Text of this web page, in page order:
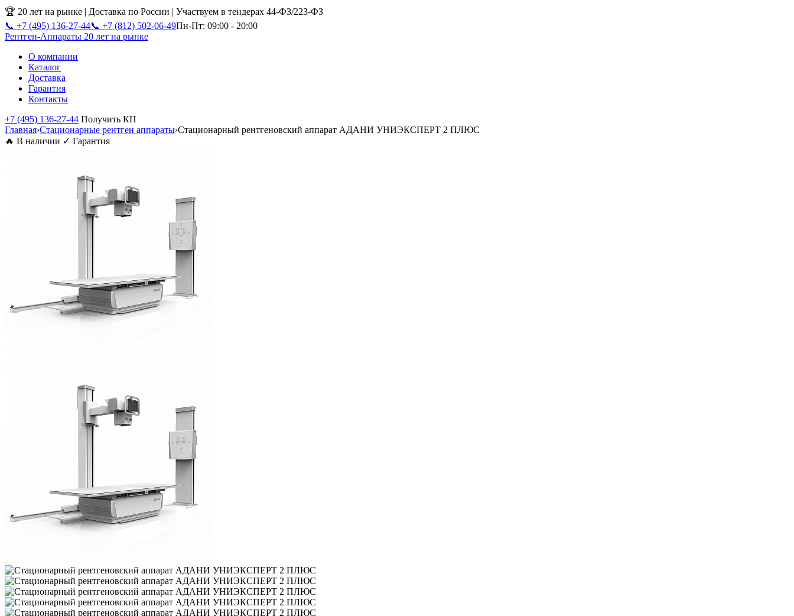
🏆 20 лет на рынке | Доставка по России | Участвуем в тендерах 44-ФЗ/223-ФЗ
📞 +7 (495) 136-27-44📞 +7 (812) 502-06-49Пн-Пт: 09:00 - 20:00
Рентген-Аппараты 20 лет на рынке
О компании
Каталог
Доставка
Гарантия
Контакты
+7 (495) 136-27-44 Получить КП
Главная›Стационарные рентген аппараты›Стационарный рентгеновский аппарат АДАНИ УНИЭКСПЕРТ 2 ПЛЮС
🔥 В наличии ✓ Гарантия